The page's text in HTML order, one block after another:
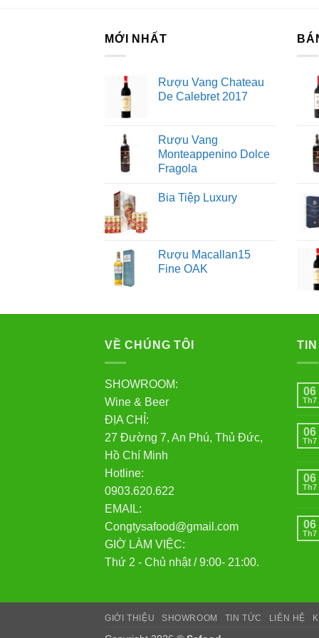
MỚI NHẤT
Rượu Vang Chateau
De Calebret 2017
Rượu Vang
Monteappenino Dolce
Fragola
Bia Tiệp Luxury
Rượu Macallan15
Fine OAK
VỀ CHÚNG TÔI
SHOWROOM:
Wine & Beer
ĐỊA CHỈ:
27 Đường 7, An Phú, Thủ Đức,
Hồ Chí Minh
Hotline:
0903.620.622
EMAIL:
Congtysafood@gmail.com
GIỜ LÀM VIỆC:
Thứ 2 - Chủ nhật / 9:00- 21:00.
06
Th7
06
Th7
06
Th7
06
Th7
GIỚI THIỆU SHOWROOM TIN TỨC LIÊN HỆ